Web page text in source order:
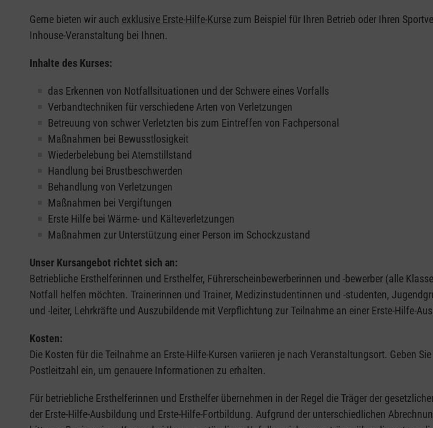
Gerne bieten wir auch exklusive Erste-Hilfe-Kurse zum Beispiel für Ihren Betrieb oder Ihren
Inhouse-Veranstaltung bei Ihnen.
Inhalte des Kurses:
das Erkennen von Notfallsituationen und der Schwere eines Vorfalls
Verbandtechniken für verschiedene Arten von Verletzungen
Betreuung von schwer Verletzten bis zum Eintreffen von Fachpersonal
Maßnahmen bei Bewusstlosigkeit
Wiederbelebung bei Atemstillstand
Handlung bei Brustbeschwerden
Behandlung von Verletzungen
Maßnahmen bei Vergiftungen
Erste Hilfe bei Wärme- und Kälteverletzungen
Maßnahmen zur Unterstützung einer Person im Schockzustand
Unser Kursangebot richtet sich an:
Betriebliche Ersthelferinnen und Ersthelfer, Führerscheinbewerberinnen und -bewerber (alle
Notfall helfen möchten. Trainerinnen und Trainer, Medizinstudentinnen und -studenten,
und -leiter, Lehrkräfte und Auszubildende mit Verpflichtung zur Teilnahme an einer Erste-Hilfe-
Kosten:
Die Kosten für die Teilnahme an Erste-Hilfe-Kursen variieren je nach Veranstaltungsort. Geben
Postleitzahl ein, um genauere Informationen zu erhalten.
Für betriebliche Ersthelferinnen und Ersthelfer übernehmen in der Regel die Träger der
der Erste-Hilfe-Ausbildung und Erste-Hilfe-Fortbildung. Aufgrund der unterschiedlichen